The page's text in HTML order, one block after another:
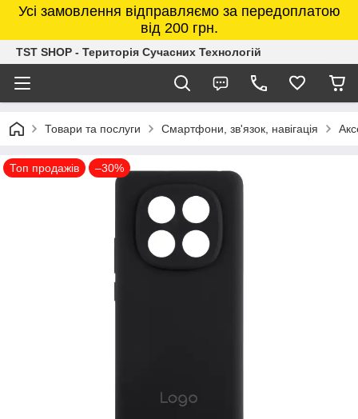
Усі замовлення відправляємо за передоплатою
від 200 грн.
TST SHOP - Територія Сучасних Технологій
Товари та послуги Смартфони, зв'язок, навігація
Топ продажів –30%